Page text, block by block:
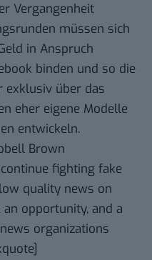
Vergangenheit
müssen sich
in Anspruch
binden und so die
exklusiv über das
eher eigene Modelle
entwickeln.
Brown
continue fighting fake
quality news on
an opportunity, and a
organizations